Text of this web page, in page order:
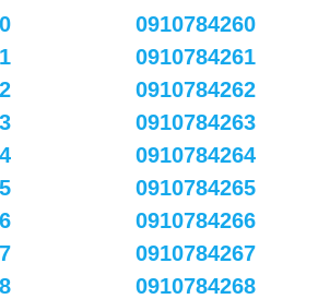
0910784260
0910784261
0910784262
0910784263
0910784264
0910784265
0910784266
0910784267
0910784268